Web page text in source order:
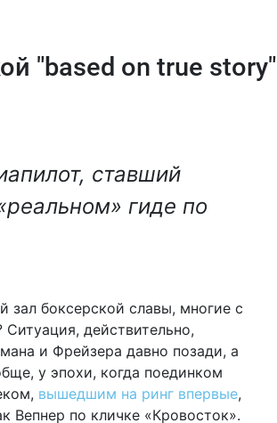
"based on true story"
ставший
гиде по
зал боксерской славы, многие с
действительно,
и Фрейзера давно позади, а
у эпохи, когда поединком
вышедшим на ринг впервые,
Вепнер по кличке «Кровосток».